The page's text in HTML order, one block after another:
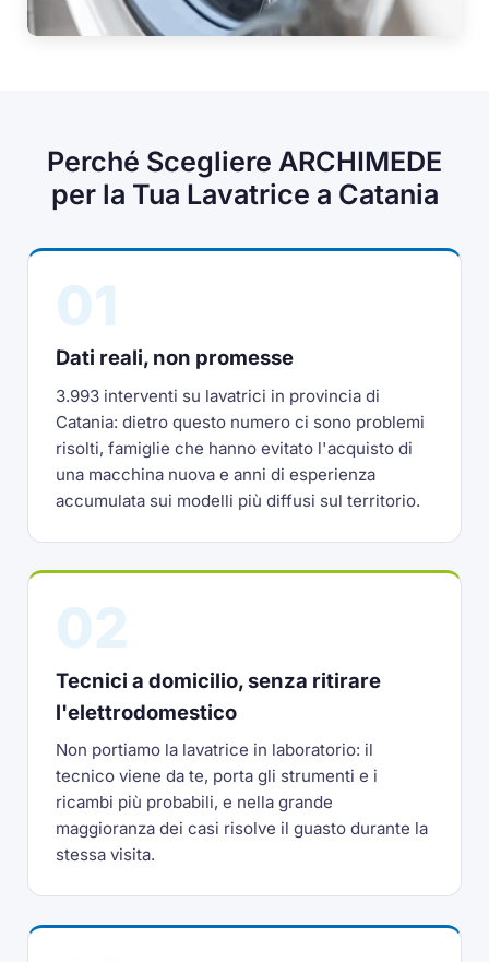
Perché Scegliere ARCHIMEDE
per la Tua Lavatrice a Catania
Dati reali, non promesse
3.993 interventi su lavatrici in provincia di
Catania: dietro questo numero ci sono problemi
risolti, famiglie che hanno evitato l'acquisto di
una macchina nuova e anni di esperienza
accumulata sui modelli più diffusi sul territorio.
Tecnici a domicilio, senza ritirare
l'elettrodomestico
Non portiamo la lavatrice in laboratorio: il
tecnico viene da te, porta gli strumenti e i
ricambi più probabili, e nella grande
maggioranza dei casi risolve il guasto durante la
stessa visita.